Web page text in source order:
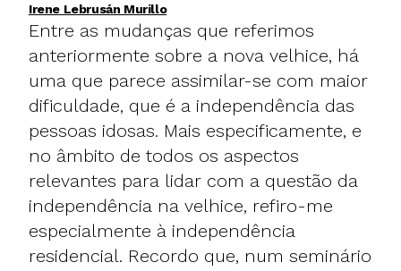
Irene Lebrusán Murillo
Entre as mudanças que referimos
anteriormente sobre a nova velhice, há
uma que parece assimilar-se com maior
dificuldade, que é a independência das
pessoas idosas. Mais especificamente, e
no âmbito de todos os aspectos
relevantes para lidar com a questão da
independência na velhice, refiro-me
especialmente à independência
residencial. Recordo que, num seminário